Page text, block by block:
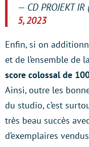
— CD PROJEKT IR
5, 2023
Enfin, si on
et de l’ensemble de
score colossal de
Ainsi, outre les
du studio, c’est
très beau succès
d’exemplaires